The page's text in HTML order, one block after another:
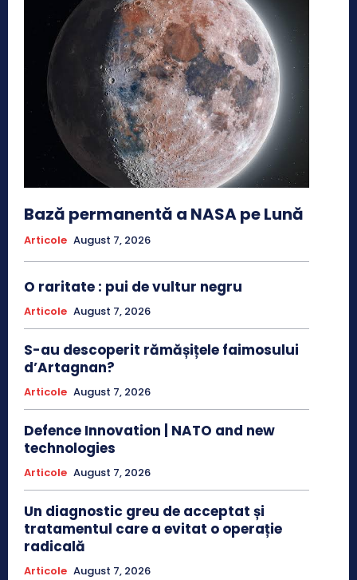
Bază permanentă a NASA pe Lună
Articole August 7, 2026
O raritate : pui de vultur negru
Articole August 7, 2026
S-au descoperit rămășițele faimosului
d’Artagnan?
Articole August 7, 2026
Defence Innovation | NATO and new
technologies
Articole August 7, 2026
Un diagnostic greu de acceptat și
tratamentul care a evitat o operație
radicală
Articole August 7, 2026